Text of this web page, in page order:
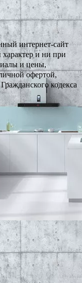
интернет-сайт
и ни при
и цены,
офертой,
кодекса